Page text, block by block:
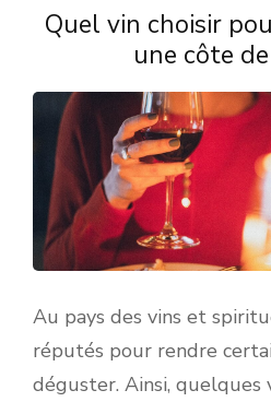
Quel vin choisir
une côte
Au pays des vins et
réputés pour rendre
déguster. Ainsi, quelques